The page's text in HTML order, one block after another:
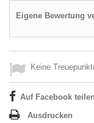
Eigene Bewertung
Keine
Auf Facebook teilen
Ausdrucken